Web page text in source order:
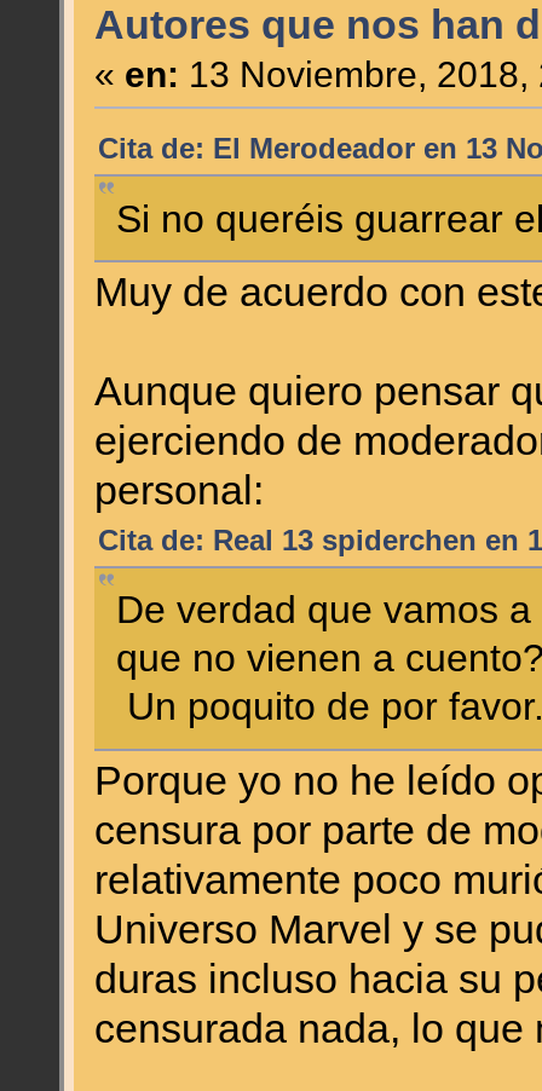
Autores que nos han
« en: 13 Noviembre, 2018,
Cita de: El Merodeador en 13
Si no queréis guarrear
Muy de acuerdo con
Aunque quiero pensar
ejerciendo de
personal:
Cita de: Real 13 spiderchen en
De verdad que vamos
que no vienen a
Un poquito de por
Porque yo no he leído
censura por parte de
relativamente poco
Universo Marvel y se
duras incluso hacia su
censurada nada, lo que